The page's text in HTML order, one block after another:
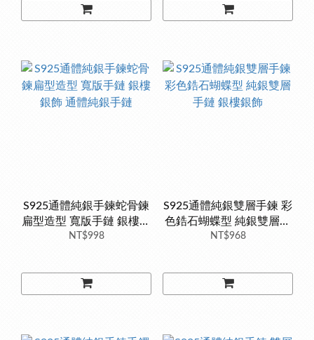
S925通體純銀手鍊蛇骨鍊
扁型造型 寬版手鏈 銀樓銀
飾 通體純銀手鏈
NT$998
S925通體純銀雙層手鍊 彩
色鋯石蝴蝶型 純銀雙層手
鏈 銀樓銀飾
NT$968